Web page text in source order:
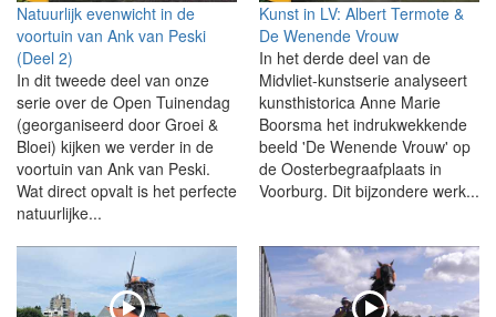
Natuurlijk evenwicht in de
voortuin van Ank van Peski
(Deel 2)
In dit tweede deel van onze
serie over de Open Tuinendag
(georganiseerd door Groei &
Bloei) kijken we verder in de
voortuin van Ank van Peski.
Wat direct opvalt is het perfecte
natuurlijke...
Kunst in LV: Albert Termote &
De Wenende Vrouw
In het derde deel van de
Midvliet-kunstserie analyseert
kunsthistorica Anne Marie
Boorsma het indrukwekkende
beeld 'De Wenende Vrouw' op
de Oosterbegraafplaats in
Voorburg. Dit bijzondere werk...